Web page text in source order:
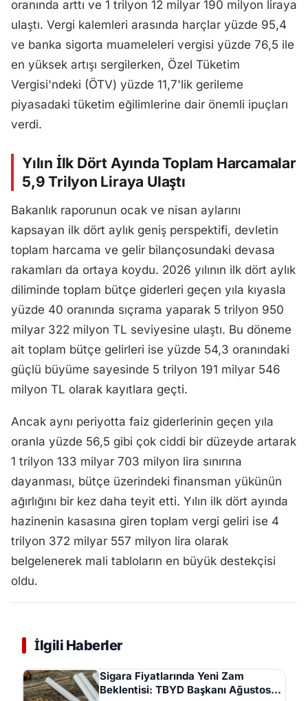
oranında arttı ve 1 trilyon 12 milyar 190 milyon liraya
ulaştı. Vergi kalemleri arasında harçlar yüzde 95,4
ve banka sigorta muameleleri vergisi yüzde 76,5 ile
en yüksek artışı sergilerken, Özel Tüketim
Vergisi'ndeki (ÖTV) yüzde 11,7'lik gerileme
piyasadaki tüketim eğilimlerine dair önemli ipuçları
verdi.
Yılın İlk Dört Ayında Toplam Harcamalar
5,9 Trilyon Liraya Ulaştı
Bakanlık raporunun ocak ve nisan aylarını
kapsayan ilk dört aylık geniş perspektifi, devletin
toplam harcama ve gelir bilançosundaki devasa
rakamları da ortaya koydu. 2026 yılının ilk dört aylık
diliminde toplam bütçe giderleri geçen yıla kıyasla
yüzde 40 oranında sıçrama yaparak 5 trilyon 950
milyar 322 milyon TL seviyesine ulaştı. Bu döneme
ait toplam bütçe gelirleri ise yüzde 54,3 oranındaki
güçlü büyüme sayesinde 5 trilyon 191 milyar 546
milyon TL olarak kayıtlara geçti.
Ancak aynı periyotta faiz giderlerinin geçen yıla
oranla yüzde 56,5 gibi çok ciddi bir düzeyde artarak
1 trilyon 133 milyar 703 milyon lira sınırına
dayanması, bütçe üzerindeki finansman yükünün
ağırlığını bir kez daha teyit etti. Yılın ilk dört ayında
hazinenin kasasına giren toplam vergi geliri ise 4
trilyon 372 milyar 557 milyon lira olarak
belgelenerek mali tabloların en büyük destekçisi
oldu.
İlgili Haberler
Sigara Fiyatlarında Yeni Zam
Beklentisi: TBYD Başkanı Ağustos